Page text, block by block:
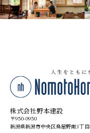
株式会社野本建設
〒950-0950
新潟県新潟市中央区鳥屋野南3丁